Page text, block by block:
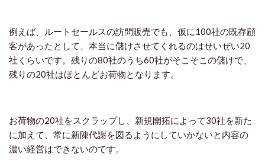
例えば、ルートセールスの訪問販売でも、仮に100社の既存顧
客があったとして、本当に儲けさせてくれるのはせいぜい20
社くらいです。残りの80社のうち60社がそこそこの儲けで、
残りの20社はほとんどお荷物となります。
お荷物の20社をスクラップし、新規開拓によって30社を新た
に加えて、常に新陳代謝を図るようにしていかないと内容の
濃い経営はできないのです。